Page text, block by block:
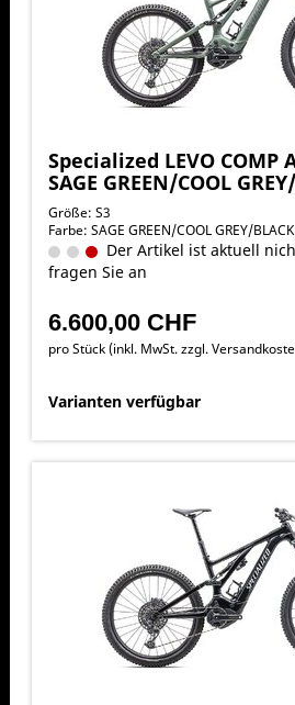
Specialized LEVO COMP
SAGE GREEN/COOL
Größe: S3
Farbe: SAGE GREEN/COOL GREY/BLACK
Der Artikel ist aktuell
fragen Sie an
6.600,00 CHF
pro Stück (inkl. MwSt. zzgl.
Varianten verfügbar